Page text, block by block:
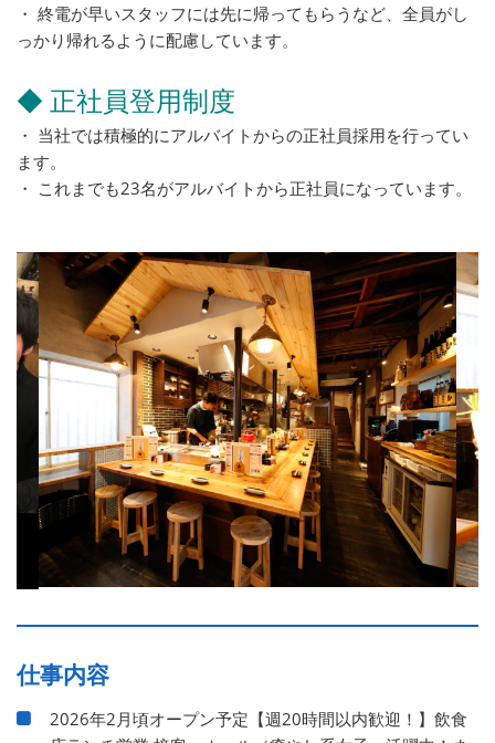
・ 終電が早いスタッフには先に帰ってもらうなど、全員がし
っかり帰れるように配慮しています。
◆ 正社員登用制度
・ 当社では積極的にアルバイトからの正社員採用を行ってい
ます。
・ これまでも23名がアルバイトから正社員になっています。
仕事内容
2026年2月頃オープン予定【週20時間以内歓迎！】飲食